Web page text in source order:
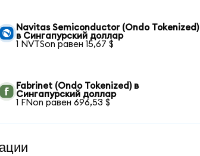
Navitas Semiconductor (Ondo Tokenized)
в Сингапурский доллар
1 NVTSon равен 15,67 $
Fabrinet (Ondo Tokenized) в
Сингапурский доллар
1 FNon равен 696,53 $